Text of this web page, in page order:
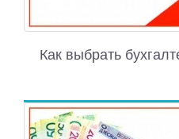
Как выбрать